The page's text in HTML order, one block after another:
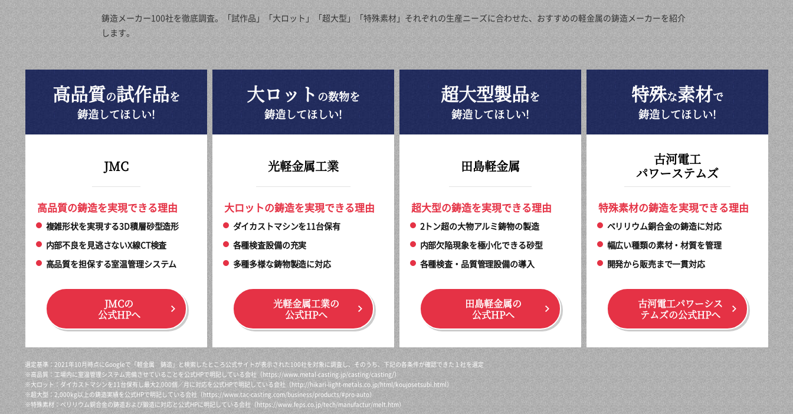
鋳造メーカー100社を徹底調査。「試作品」「大ロット」「超大型」「特殊素材」それぞれの生産ニーズに合わせた、おすすめの軽金属の鋳造メーカーを紹介
します。
高品質の試作品を
鋳造してほしい!
JMC
高品質の鋳造を実現できる理由
複雑形状を実現する3D積層砂型造形
内部不良を見逃さないX線CT検査
高品質を担保する室温管理システム
JMCの
公式HPへ
大ロット の数物を
鋳造してほしい!
光軽金属工業
大ロットの鋳造を実現できる理由
ダイカストマシンを11台保有
各種検査設備の充実
多種多様な鋳物製造に対応
光軽金属工業の
公式HPへ
超大型製品を
鋳造してほしい!
田島軽金属
超大型の鋳造を実現できる理由
2トン超の大物アルミ鋳物の製造
内部欠陥現象を極小化できる砂型
各種検査・品質管理設備の導入
田島軽金属の
公式HPへ
特殊な素材で
鋳造してほしい!
古河電工
パワーステムズ
特殊素材の鋳造を実現できる理由
ベリリウム銅合金の鋳造に対応
幅広い種類の素材・材質を管理
開発から販売まで一貫対応
古河電工パワーシス
テムズの公式HPへ
選定基準：2021年10月時点にGoogleで「軽金属 鋳造」と検索したところ公式サイトが表示された100社を対象に調査し、そのうち、下記の各条件が確認できた１社を選定
※高品質：工場内に室温管理システム完備させていることを公式HPで明記している会社（https://www.metal-casting.jp/casting/casting/）
※大ロット：ダイカストマシンを11台保有し最大2,000個／月に対応を公式HPで明記している会社（http://hikari-light-metals.co.jp/html/koujosetsubi.html）
※超大型：2,000kg以上の鋳造実績を公式HPで明記している会社（https://www.tac-casting.com/business/products/#pro-auto）
※特殊素材：ベリリウム銅合金の鋳造および鍛造に対応と公式HPに明記している会社（https://www.feps.co.jp/tech/manufactur/melt.htm）